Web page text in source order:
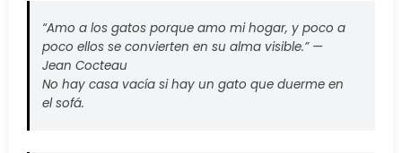
“Amo a los gatos porque amo mi hogar, y poco a
poco ellos se convierten en su alma visible.” —
Jean Cocteau
No hay casa vacía si hay un gato que duerme en
el sofá.